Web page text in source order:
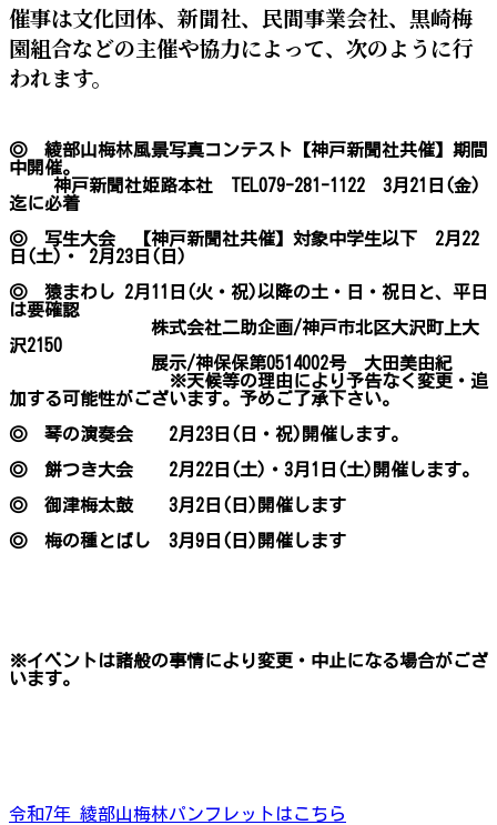
催事は文化団体、新聞社、民間事業会社、黒崎梅
園組合などの主催や協力によって、次のように行
われます。
◎ 綾部山梅林風景写真コンテスト【神戸新聞社共催】期間
中開催。
神戸新聞社姫路本社 TEL079-281-1122 3月21日(金)
迄に必着
◎ 写生大会 【神戸新聞社共催】対象中学生以下 2月22
日(土)・ 2月23日(日)
◎ 猿まわし 2月11日(火・祝)以降の土・日・祝日と、平日
は要確認
株式会社二助企画/神戸市北区大沢町上大
沢2150
展示/神保保第0514002号 大田美由紀
※天候等の理由により予告なく変更・追
加する可能性がございます。予めご了承下さい。
◎ 琴の演奏会 2月23日(日・祝)開催します。
◎ 餅つき大会 2月22日(土)・3月1日(土)開催します。
◎ 御津梅太鼓3月2日(日)開催します
◎ 梅の種とばし 3月9日(日)開催します
※イベントは諸般の事情により変更・中止になる場合がござ
います。
令和7年 綾部山梅林パンフレットはこちら